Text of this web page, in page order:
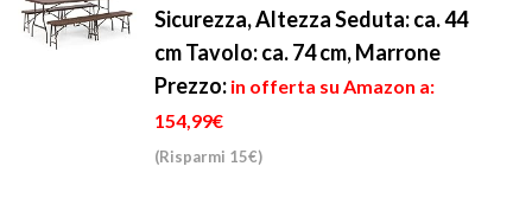
Sicurezza, Altezza Seduta: ca. 44
cm Tavolo: ca. 74 cm, Marrone
Prezzo: in offerta su Amazon a:
154,99€
(Risparmi 15€)